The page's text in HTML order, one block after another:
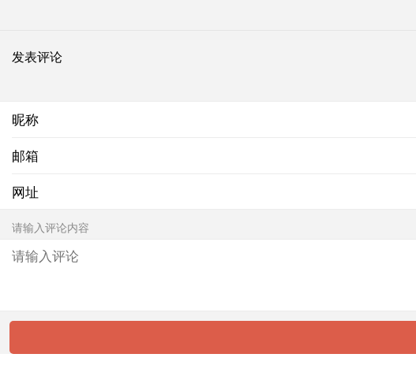
发表评论
昵称
邮箱
网址
请输入评论内容